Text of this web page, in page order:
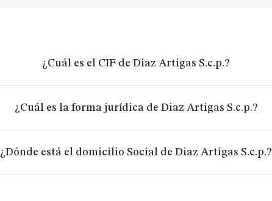
¿Cuál es el CIF de Diaz Artigas S.c.p.?
¿Cuál es la forma jurídica de Diaz Artigas S.c.p.?
¿Dónde está el domicilio Social de Diaz Artigas S.c.p.?